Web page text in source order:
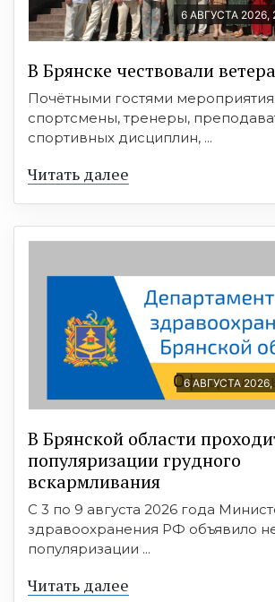
6 АВГУСТА 2026,
В Брянске чествовали
Почётными гостями мероприятия
спортсмены, тренеры,
спортивных дисциплин, ...
Читать далее
6 АВГУСТА 2026,
В Брянской области
популяризации грудного
вскармливания
С 3 по 9 августа 2026 года
здравоохранения РФ объявило
популяризации ...
Читать далее